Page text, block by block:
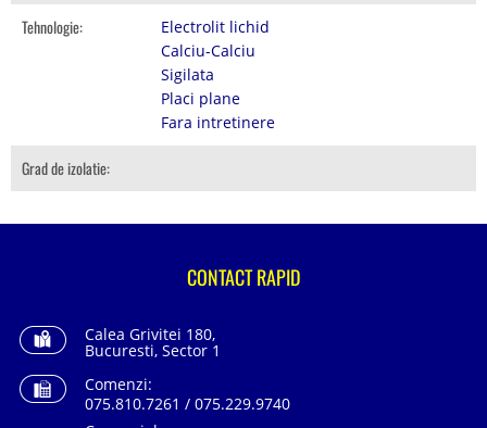
Tehnologie:
Electrolit lichid
Calciu-Calciu
Sigilata
Placi plane
Fara intretinere
Grad de izolatie:
CONTACT RAPID
Calea Grivitei 180,
Bucuresti, Sector 1
Comenzi:
075.810.7261 / 075.229.9740